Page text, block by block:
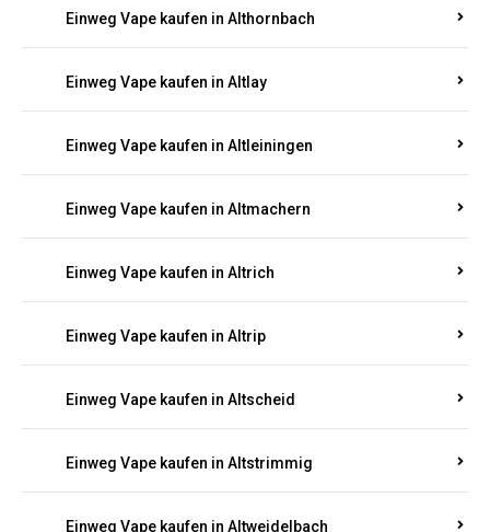
Einweg Vape kaufen in Althornbach
Einweg Vape kaufen in Altlay
Einweg Vape kaufen in Altleiningen
Einweg Vape kaufen in Altmachern
Einweg Vape kaufen in Altrich
Einweg Vape kaufen in Altrip
Einweg Vape kaufen in Altscheid
Einweg Vape kaufen in Altstrimmig
Einweg Vape kaufen in Altweidelbach